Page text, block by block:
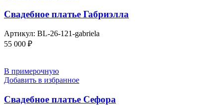
Свадебное платье Габриэлла
Артикул: BL-26-121-gabriela
55 000 ₽
В примерочную
Добавить в избранное
Свадебное платье Сефора